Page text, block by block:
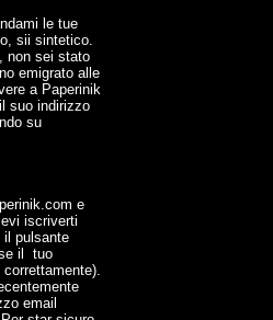
le tue
sii sintetico.
non sei stato
emigrato alle
a Paperinik
suo indirizzo
su
e
iscriverti
pulsante
il tuo
email